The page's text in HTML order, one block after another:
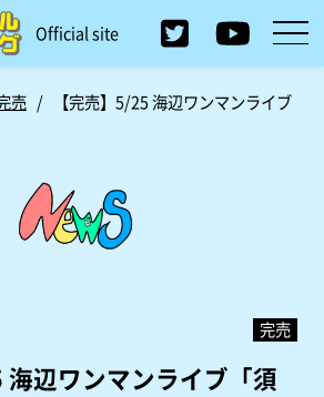
Official site
売/
【完売】5/25 海辺ワンマンライブ
完売
海辺ワンマンライブ「須